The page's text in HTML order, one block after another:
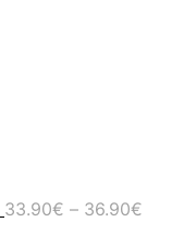
33.90€ – 36.90€